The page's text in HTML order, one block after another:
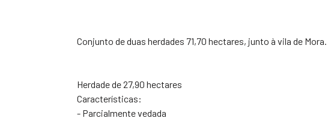
Conjunto de duas herdades 71,70 hectares, junto à vila de Mora.
Herdade de 27,90 hectares
Características:
- Parcialmente vedada